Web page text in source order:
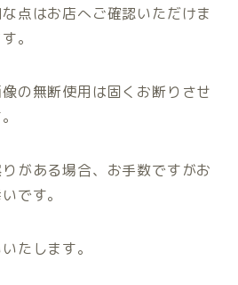
点はお店へご確認いただけま
。
の無断使用は固くお断りさせ
がある場合、お手数ですがお
です。
たします。